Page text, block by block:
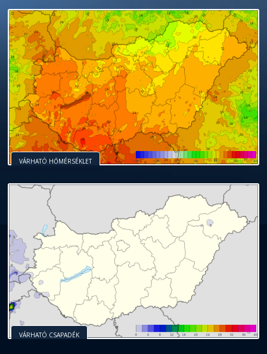
VÁRHATÓ HŐMÉRSÉKLET
VÁRHATÓ CSAPADÉK